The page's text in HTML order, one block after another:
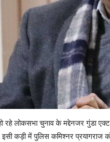
रहे लोकसभा चुनाव के मद्देनजर गुंडा
कड़ी में पुलिस कमिश्नर प्रयागराज